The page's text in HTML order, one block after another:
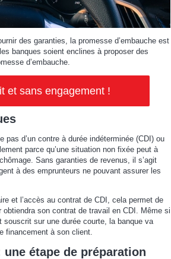
des garanties, la promesse d’embauche est
banques soient enclines à proposer des
d’embauche.
et sans engagement !
pas d’un contre à durée indéterminée (CDI) ou
parce qu’une situation non fixée peut à
Sans garanties de revenus, il s’agit
à des emprunteurs ne pouvant assurer les
et l’accès au contrat de CDI, cela permet de
son contrat de travail en CDI. Même si
souscrit sur une durée courte, la banque va
financement à son client.
étape de préparation